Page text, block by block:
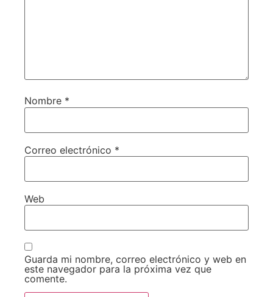
Nombre *
Correo electrónico *
Web
Guarda mi nombre, correo electrónico y web en
este navegador para la próxima vez que
comente.